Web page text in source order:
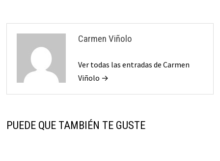
Carmen Viñolo
Ver todas las entradas de Carmen
Viñolo →
PUEDE QUE TAMBIÉN TE GUSTE